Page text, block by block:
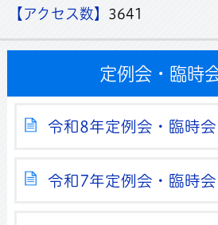
【アクセス数】 3641
定例会・臨時
令和8年定例会・臨時会
令和7年定例会・臨時会